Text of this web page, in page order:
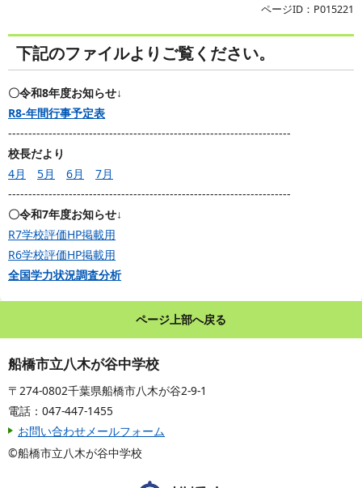
ページID：P015221
下記のファイルよりご覧ください。
〇令和8年度お知らせ↓
R8-年間行事予定表
----------------------------------------------------------------------
校長だより
4月
5月 6月
7月
----------------------------------------------------------------------
〇令和7年度お知らせ↓
R7学校評価HP掲載用
R6学校評価HP掲載用
全国学力状況調査分析
ページ上部へ戻る
船橋市立八木が谷中学校
〒274-0802千葉県船橋市八木が谷2-9-1
電話：047-447-1455
お問い合わせメールフォーム
©船橋市立八木が谷中学校